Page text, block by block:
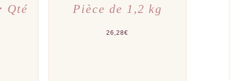
Qté Pièce de 1,2 kg
26,28€